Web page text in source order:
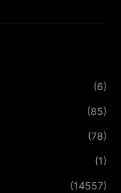
(6)
(85)
(78)
(1)
(14557)